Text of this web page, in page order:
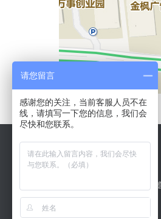
最新案例
全包款热
请您留言
感谢您的关注，当前客服人员不在
线，请填写一下您的信息，我们会
尽快和您联系。